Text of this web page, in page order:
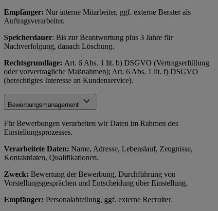
Empfänger: Nur interne Mitarbeiter, ggf. externe Berater als
Auftragsverarbeiter.
Speicherdauer: Bis zur Beantwortung plus 3 Jahre für
Nachverfolgung, danach Löschung.
Rechtsgrundlage: Art. 6 Abs. 1 lit. b) DSGVO (Vertragserfüllung
oder vorvertragliche Maßnahmen); Art. 6 Abs. 1 lit. f) DSGVO
(berechtigtes Interesse an Kundenservice).
Bewerbungsmanagement
Für Bewerbungen verarbeiten wir Daten im Rahmen des
Einstellungsprozesses.
Verarbeitete Daten: Name, Adresse, Lebenslauf, Zeugnisse,
Kontaktdaten, Qualifikationen.
Zweck: Bewertung der Bewerbung, Durchführung von
Vorstellungsgesprächen und Entscheidung über Einstellung.
Empfänger: Personalabteilung, ggf. externe Recruiter.